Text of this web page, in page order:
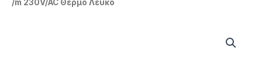
/m 230V/AC Θερμό Λευκό